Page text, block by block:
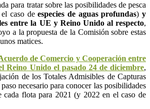
para tratar sobre las posibilidades de pesca
el caso deespecies de aguas profundas)y
entre la UE y Reino Unido al respecto,
a la propuesta de la Comisión sobre estas
matices.
de Comercio y Cooperación entre
Reino Unido el pasado 24 de diciembre,
de los Totales Admisibles de Capturas
necesario para conocer las posibilidades
cada flota para 2021 (y 2022 en el caso de